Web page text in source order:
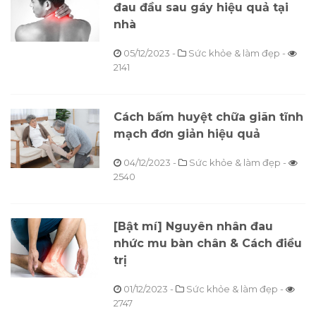
đau đầu sau gáy hiệu quả tại
nhà
05/12/2023 -
Sức khỏe & làm đẹp -
2141
Cách bấm huyệt chữa giãn tĩnh
mạch đơn giản hiệu quả
04/12/2023 -
Sức khỏe & làm đẹp -
2540
[Bật mí] Nguyên nhân đau
nhức mu bàn chân & Cách điều
trị
01/12/2023 -
Sức khỏe & làm đẹp -
2747